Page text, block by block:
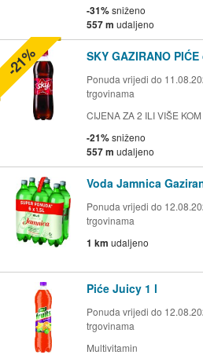
-31%sniženo
557 m udaljeno
SKY GAZIRANO
Ponuda vrijedi do
trgovinama
CIJENA ZA 2 ILI VIŠE KOM
-21%sniženo
557 m udaljeno
-21%
Voda Jamnica
Ponuda vrijedi do
trgovinama
1 km udaljeno
Piće Juicy 1 l
Ponuda vrijedi do
trgovinama
Multivitamin